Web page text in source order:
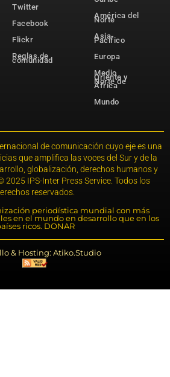
Twitter
Facebook
Flickr
Reglas de
comunidad
América del
Norte
Asia-
Pacífico
Europa
Medio
Oriente y
Norte de
África
Mundo
de comunicación cuyo eje es una
que amplifica las voces del Sur y de la
globalización, derechos humanos y
IPS-Inter Press Service. Todos los
reservados.
periodística mundial con más
en el mundo en desarrollo que en los
ricos. DONAR
& Hosting: Atiko.Studio